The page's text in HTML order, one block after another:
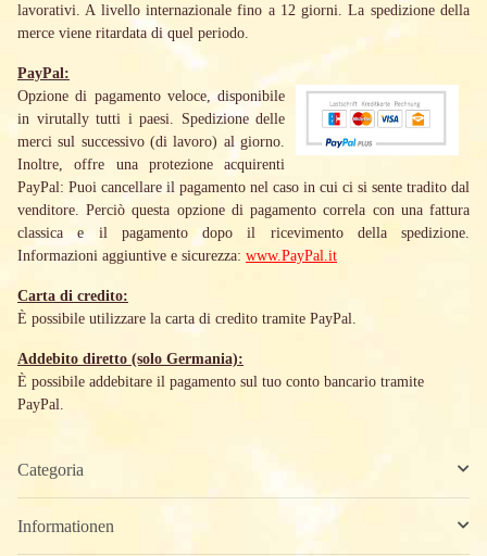
lavorativi. A livello internazionale fino a 12 giorni. La spedizione della
merce viene ritardata di quel periodo.
PayPal:
Opzione di pagamento veloce, disponibile
in virutally tutti i paesi. Spedizione delle
merci sul successivo (di lavoro) al giorno.
Inoltre, offre una protezione acquirenti
PayPal: Puoi cancellare il pagamento nel caso in cui ci si sente tradito dal
venditore. Perciò questa opzione di pagamento correla con una fattura
classica e il pagamento dopo il ricevimento della spedizione.
Informazioni aggiuntive e sicurezza: www.PayPal.it
Carta di credito:
È possibile utilizzare la carta di credito tramite PayPal.
Addebito diretto (solo Germania):
È possibile addebitare il pagamento sul tuo conto bancario tramite
PayPal.
Categoria
Informationen